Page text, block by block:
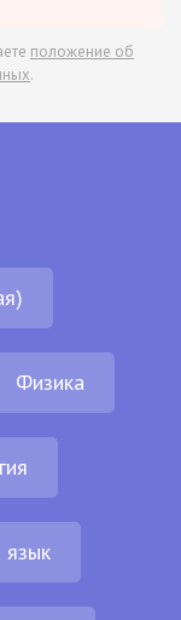
положение об
.
Физика
язык